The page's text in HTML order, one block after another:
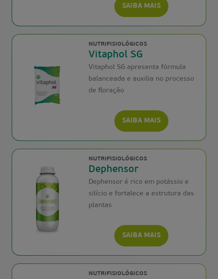
SAIBA MAIS
NUTRIFISIOLÓGICOS
Vitaphol SG
Vitaphol SG apresenta fórmula
balanceada e auxilia no processo
de floração
SAIBA MAIS
NUTRIFISIOLÓGICOS
Dephensor
Dephensor é rico em potássio e
silício e fortalece a estrutura das
plantas
SAIBA MAIS
NUTRIFISIOLÓGICOS